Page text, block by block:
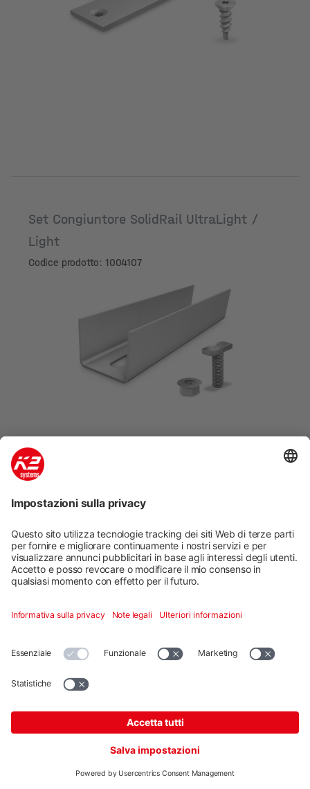
Set Congiuntore SolidRail UltraLight /
Light
Codice prodotto: 1004107
Set Congiuntore SolidRail Medium / Alpin
Codice prodotto: 1004109